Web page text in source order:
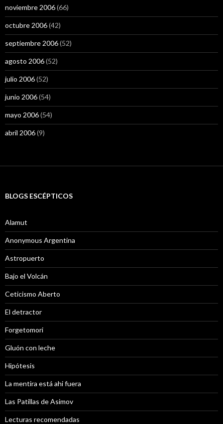
noviembre 2006(66)
octubre 2006(42)
septiembre 2006(52)
agosto 2006(52)
julio 2006(52)
junio 2006(54)
mayo 2006(54)
abril 2006(9)
BLOGS ESCÉPTICOS
Alamut
Anonymous Argentina
Astropuerto
Bajo el Volcán
Ceticismo Aberto
El detractor
Forgetomori
Gluón con leche
Hipótesis
La mentira está ahi fuera
Las Patillas de Asimov
Lecturas recomendadas